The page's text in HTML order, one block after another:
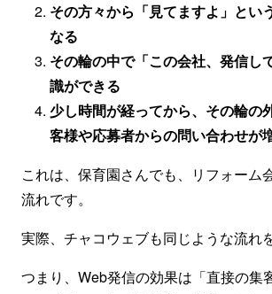
その方々から「見てますよ」とい
なる
その輪の中で「この会社、発信し
識ができる
少し時間が経ってから、その輪の
客様や応募者からの問い合わせが
これは、保育園さんでも、リフォーム
流れです。
実際、チャコウェブも同じような流れ
つまり、Web発信の効果は「直接の集